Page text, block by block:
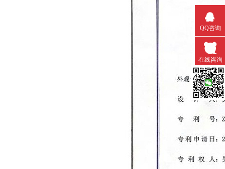
QQ咨询
在线咨询
微信扫一扫